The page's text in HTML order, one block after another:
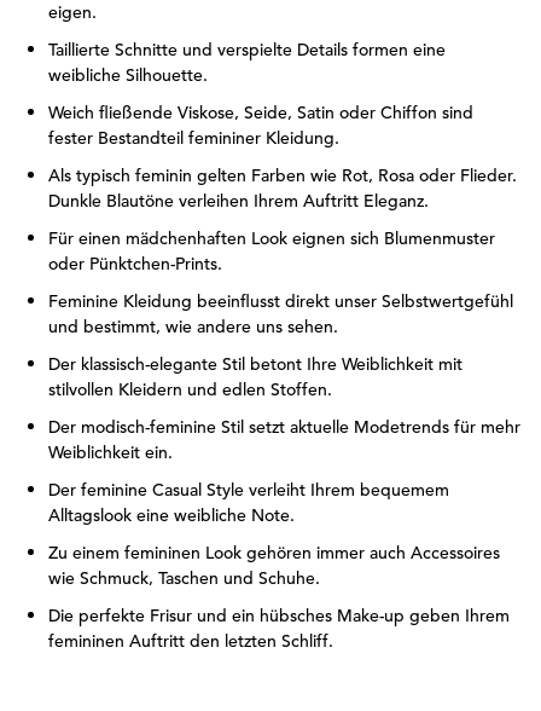
eigen.
Taillierte Schnitte und verspielte Details formen eine
weibliche Silhouette.
Weich fließende Viskose, Seide, Satin oder Chiffon sind
fester Bestandteil femininer Kleidung.
Als typisch feminin gelten Farben wie Rot, Rosa oder Flieder.
Dunkle Blautöne verleihen Ihrem Auftritt Eleganz.
Für einen mädchenhaften Look eignen sich Blumenmuster
oder Pünktchen-Prints.
Feminine Kleidung beeinflusst direkt unser Selbstwertgefühl
und bestimmt, wie andere uns sehen.
Der klassisch-elegante Stil betont Ihre Weiblichkeit mit
stilvollen Kleidern und edlen Stoffen.
Der modisch-feminine Stil setzt aktuelle Modetrends für mehr
Weiblichkeit ein.
Der feminine Casual Style verleiht Ihrem bequemem
Alltagslook eine weibliche Note.
Zu einem femininen Look gehören immer auch Accessoires
wie Schmuck, Taschen und Schuhe.
Die perfekte Frisur und ein hübsches Make-up geben Ihrem
femininen Auftritt den letzten Schliff.